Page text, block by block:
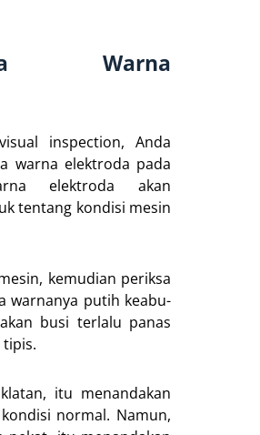
Warna
inspection, Anda
warna elektroda pada
elektroda akan
tentang kondisi mesin
kemudian periksa
warnanya putih keabu-
busi terlalu panas
itu menandakan
normal. Namun,